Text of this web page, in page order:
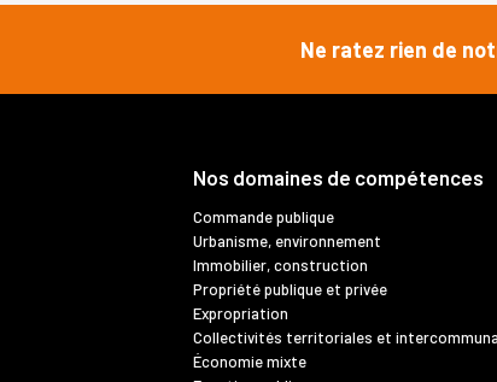
Ne ratez rien de
Nos domaines de compétences
Commande publique
Urbanisme, environnement
Immobilier, construction
Propriété publique et privée
Expropriation
Collectivités territoriales et
Économie mixte